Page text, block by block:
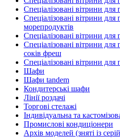
Спеціалізовані вітрини
Спеціалізовані вітрини
морепродуктів
Спеціалізовані вітрини для
Спеціалізовані вітрини
соків фреш
Спеціалізовані вітрини для
Шафи
Шафи tandem
Кондитерські шафи
Лінії роздачі
Торгові стелажі
Індивідуальна та
Промислові кондиціонери
Архів моделей (зняті із